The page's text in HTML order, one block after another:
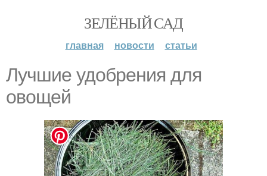
ЗЕЛЁНЫЙ САД
главная новости статьи
Лучшие удобрения для
овощей